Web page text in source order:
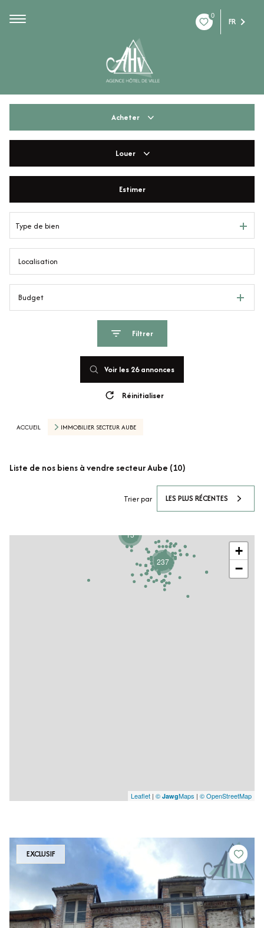
0
FR
Acheter
De l'immo pro
Louer
De l'immo pro
Estimer
Type de bien
Budget
Filtrer
Voir les 26annonces
Réinitialiser
ACCUEIL IMMOBILIER SECTEUR AUBE
Liste de nos biens à vendre secteur Aube (10)
Trier par LES PLUS RÉCENTES
15
237
+
−
Leaflet | © JawgMaps | © OpenStreetMap
EXCLUSIF